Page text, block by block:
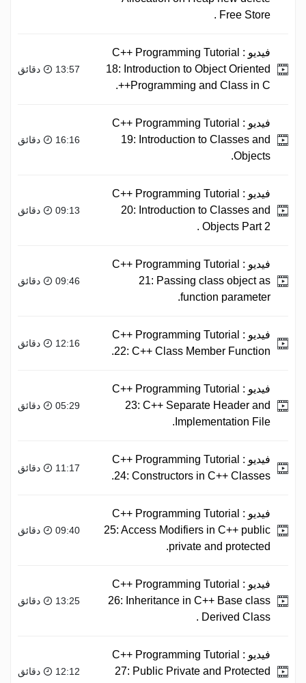
Free Store .
فيديو : C++ Programming Tutorial
18: Introduction to Object Oriented
Programming and Class in C++.
13:57 دقائق
فيديو : C++ Programming Tutorial
19: Introduction to Classes and
Objects.
16:16 دقائق
فيديو : C++ Programming Tutorial
20: Introduction to Classes and
Objects Part 2 .
09:13 دقائق
فيديو : C++ Programming Tutorial
21: Passing class object as
function parameter.
09:46 دقائق
فيديو : C++ Programming Tutorial
22: C++ Class Member Function.
12:16 دقائق
فيديو : C++ Programming Tutorial
23: C++ Separate Header and
Implementation File.
05:29 دقائق
فيديو : C++ Programming Tutorial
24: Constructors in C++ Classes.
11:17 دقائق
فيديو : C++ Programming Tutorial
25: Access Modifiers in C++ public
private and protected.
09:40 دقائق
فيديو : C++ Programming Tutorial
26: Inheritance in C++ Base class
Derived Class .
13:25 دقائق
فيديو : C++ Programming Tutorial
27: Public Private and Protected
12:12 دقائق